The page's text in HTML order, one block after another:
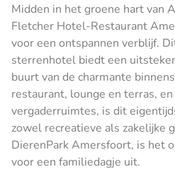
Midden in het groene hart van
Fletcher Hotel-Restaurant
voor een ontspannen verblijf.
sterrenhotel biedt een
buurt van de charmante
restaurant, lounge en terras,
vergaderruimtes, is dit
zowel recreatieve als zakelijke
DierenPark Amersfoort, is het
voor een familiedagje uit.